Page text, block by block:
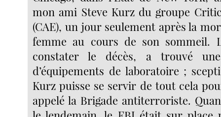
mon ami Steve Kurz du groupe
(CAE), un jour seulement après la
femme au cours de son sommeil.
constater le décès, a trouvé
d’équipements de laboratoire ;
Kurz puisse se servir de tout cela
appelé la Brigade antiterroriste.